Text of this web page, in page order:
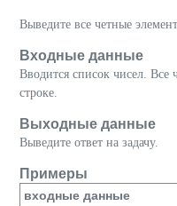
Выведите все четные
Входные данные
Вводится список чисел. Все
строке.
Выходные данные
Выведите ответ на задачу.
Примеры
входные данные